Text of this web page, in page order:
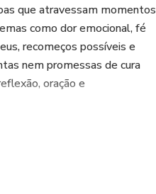
que atravessam momentos
como dor emocional, fé
recomeços possíveis e
nem promessas de cura
oração e